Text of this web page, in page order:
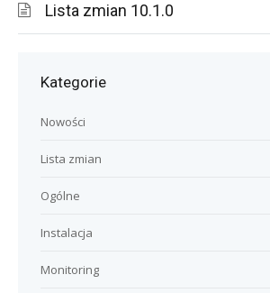
Lista zmian 10.1.0
Kategorie
Nowości
Lista zmian
Ogólne
Instalacja
Monitoring